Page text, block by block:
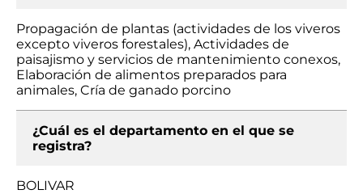
Propagación de plantas (actividades de los viveros
excepto viveros forestales), Actividades de
paisajismo y servicios de mantenimiento conexos,
Elaboración de alimentos preparados para
animales, Cría de ganado porcino
¿Cuál es el departamento en el que se
registra?
BOLIVAR